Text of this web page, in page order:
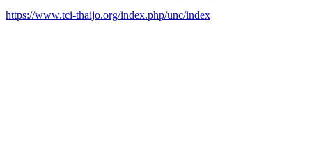
https://www.tci-thaijo.org/index.php/unc/index